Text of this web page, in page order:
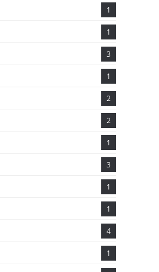
1
1
3
1
2
2
1
3
1
1
4
1